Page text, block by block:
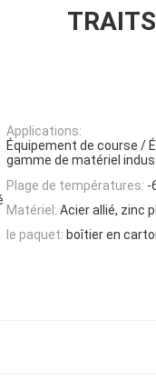
TRAITS
Applications:
Équipement de course /
gamme de matériel
Plage de températures: -
Matériel: Acier allié, zinc
le paquet: boîtier en